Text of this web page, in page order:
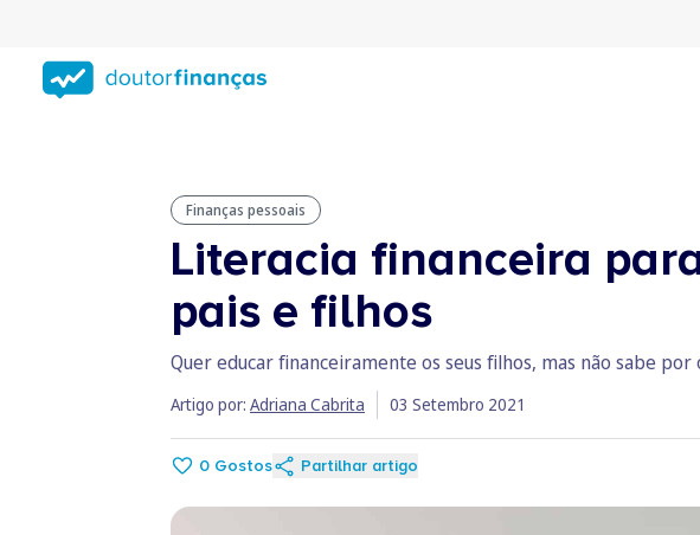
conteúdo
principal
Finanças pessoais
Literacia financeira
pais e filhos
Quer educar financeiramente os seus filhos, mas não sabe
Artigo por: Adriana Cabrita 03 Setembro 2021
0 Gostos Partilhar artigo